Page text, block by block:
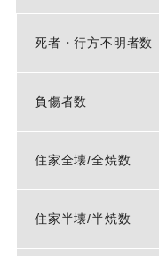
死者・行方不明者数
負傷者数
住家全壊/全焼数
住家半壊/半焼数